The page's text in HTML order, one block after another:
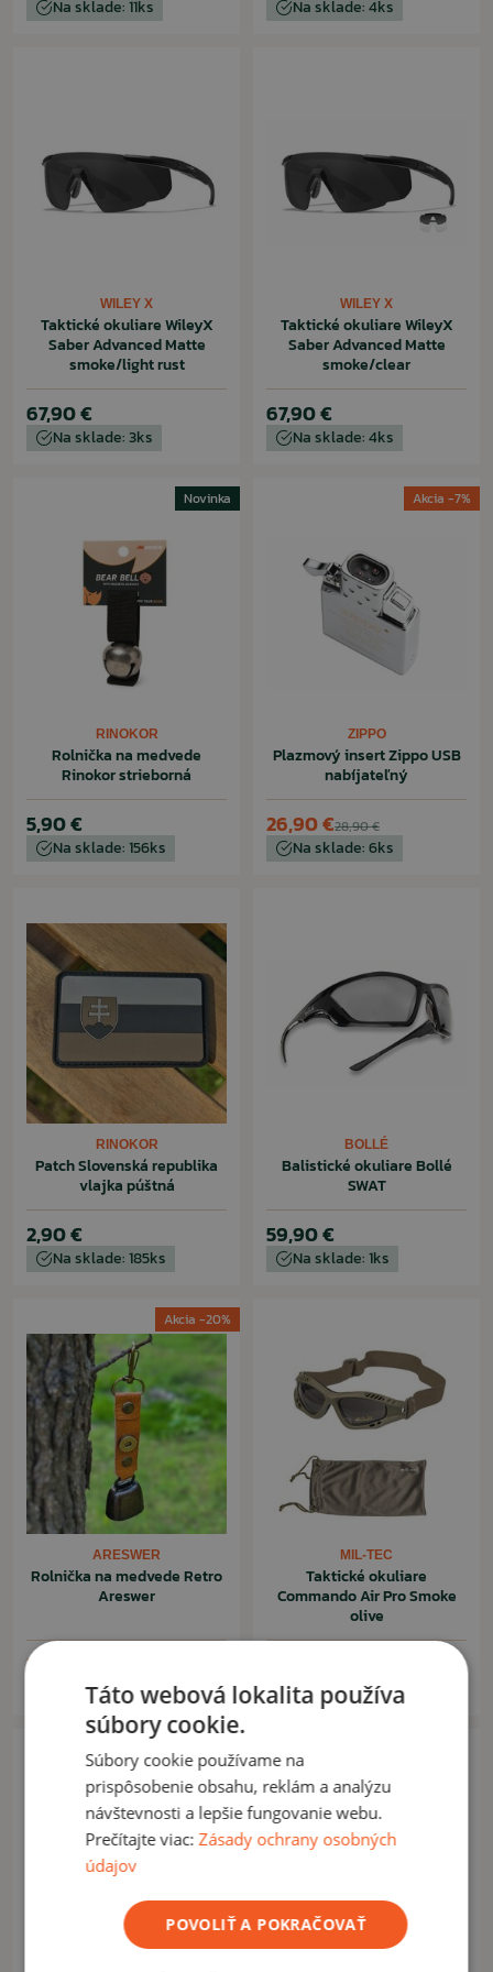
Na sklade: 11ks Na sklade: 4ks
WILEY X
Taktické okuliare WileyX
Saber Advanced Matte
smoke/light rust
67,90 €
Na sklade: 3ks
WILEY X
Taktické okuliare WileyX
Saber Advanced Matte
smoke/clear
67,90 €
Na sklade: 4ks
Novinka
RINOKOR
Rolnička na medvede
Rinokor strieborná
5,90 €
Na sklade: 156ks
Akcia -7%
ZIPPO
Plazmový insert Zippo USB
nabíjateľný
28,90 €
26,90 €
Na sklade: 6ks
RINOKOR
Patch Slovenská republika
vlajka púštná
2,90 €
Na sklade: 185ks
BOLLÉ
Balistické okuliare Bollé
SWAT
59,90 €
Na sklade: 1ks
Akcia -20%
ARESWER
Rolnička na medvede Retro
Areswer
3,90 €
Na sklade: 114ks
MIL-TEC
Taktické okuliare
Commando Air Pro Smoke
olive
Na sklade: 1ks
Táto webová lokalita používa
súbory cookie.
Súbory cookie používame na
prispôsobenie obsahu, reklám a analýzu
návštevnosti a lepšie fungovanie webu.
Prečítajte viac:Zásady ochrany osobných
údajov
POVOLIŤ A POKRAČOVAŤ